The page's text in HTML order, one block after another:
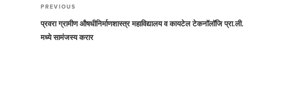
navigation
Previous
Post
PREVIOUS
प्रवरा ग्रामीण औषधीनिर्माणशास्त्र महाविद्यालय व कायटेल टेकनॉलॉजि प्रा.ली.
मध्ये सामंजस्य करार